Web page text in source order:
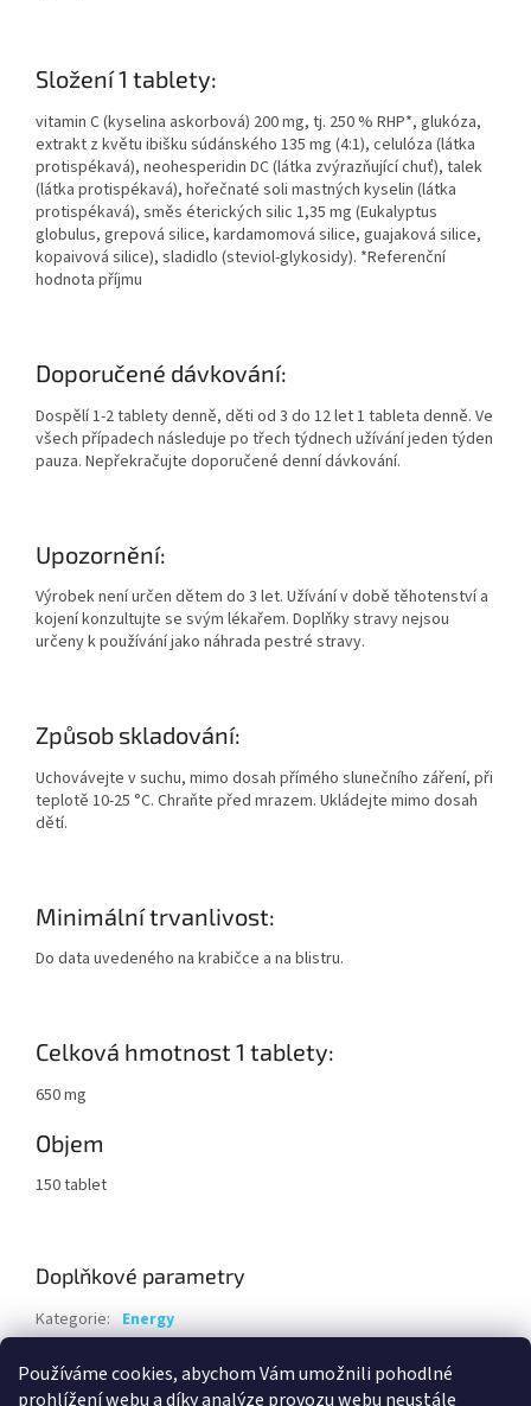
Používáme cookies, abychom Vám umožnili pohodlné
prohlížení webu a díky analýze provozu webu neustále
Složení 1 tablety:
vitamin C (kyselina askorbová) 200 mg, tj. 250 % RHP*, glukóza,
extrakt z květu ibišku súdánského 135 mg (4:1), celulóza (látka
protispékavá), neohesperidin DC (látka zvýrazňující chuť), talek
(látka protispékavá), hořečnaté soli mastných kyselin (látka
protispékavá), směs éterických silic 1,35 mg (Eukalyptus
globulus, grepová silice, kardamomová silice, guajaková silice,
kopaivová silice), sladidlo (steviol-glykosidy). *Referenční
hodnota příjmu
Doporučené dávkování:
Dospělí 1-2 tablety denně, děti od 3 do 12 let 1 tableta denně. Ve
všech případech následuje po třech týdnech užívání jeden týden
pauza. Nepřekračujte doporučené denní dávkování.
Upozornění:
Výrobek není určen dětem do 3 let. Užívání v době těhotenství a
kojení konzultujte se svým lékařem. Doplňky stravy nejsou
určeny k používání jako náhrada pestré stravy.
Způsob skladování:
Uchovávejte v suchu, mimo dosah přímého slunečního záření, při
teplotě 10-25 °C. Chraňte před mrazem. Ukládejte mimo dosah
dětí.
Minimální trvanlivost:
Do data uvedeného na krabičce a na blistru.
Celková hmotnost 1 tablety:
650 mg
Objem
150 tablet
Doplňkové parametry
Kategorie: Energy
EAN: 8594069933055